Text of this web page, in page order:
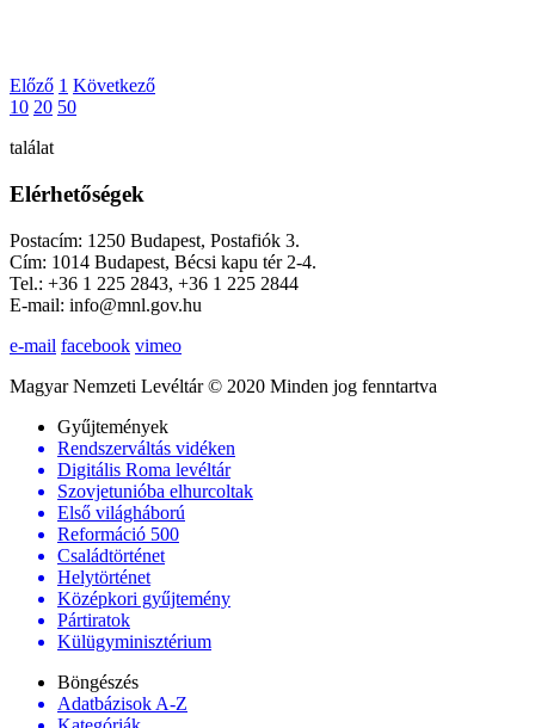
Előző 1 Következő
10 20 50
találat
Elérhetőségek
Postacím: 1250 Budapest, Postafiók 3.
Cím: 1014 Budapest, Bécsi kapu tér 2-4.
Tel.: +36 1 225 2843, +36 1 225 2844
E-mail: info@mnl.gov.hu
e-mail facebook vimeo
Magyar Nemzeti Levéltár © 2020 Minden jog fenntartva
Gyűjtemények
Rendszerváltás vidéken
Digitális Roma levéltár
Szovjetunióba elhurcoltak
Első világháború
Reformáció 500
Családtörténet
Helytörténet
Középkori gyűjtemény
Pártiratok
Külügyminisztérium
Böngészés
Adatbázisok A-Z